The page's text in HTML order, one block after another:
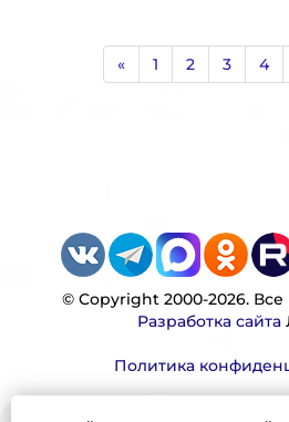
« 1 2 3 4
© Copyright 2000-2026.
Разработка сайта
Политика